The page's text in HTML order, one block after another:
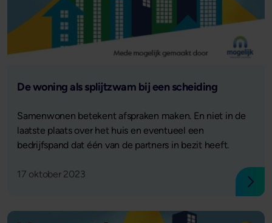
Lees verder
De woning als splijtzwam bij een scheiding
Samenwonen betekent afspraken maken. En niet in de
laatste plaats over het huis en eventueel een
bedrijfspand dat één van de partners in bezit heeft.
17 oktober 2023